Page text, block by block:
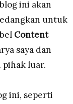
ini akan
untuk
Content
saya dan
luar.
ini, seperti